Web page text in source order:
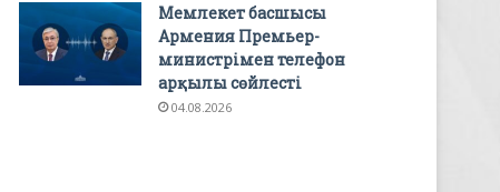
Мемлекет басшысы
Армения Премьер-
министрімен телефон
арқылы сөйлесті
04.08.2026